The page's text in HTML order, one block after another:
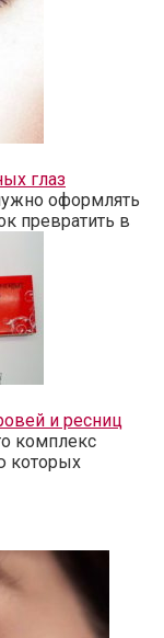
глаз
оформлять
превратить в
и ресниц
комплекс
которых